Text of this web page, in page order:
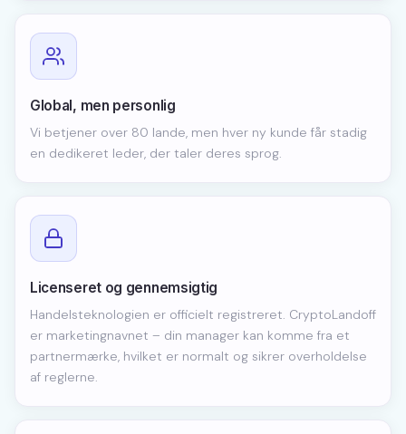
Global, men personlig
Vi betjener over 80 lande, men hver ny kunde får stadig
en dedikeret leder, der taler deres sprog.
Licenseret og gennemsigtig
Handelsteknologien er officielt registreret. CryptoLandoff
er marketingnavnet – din manager kan komme fra et
partnermærke, hvilket er normalt og sikrer overholdelse
af reglerne.